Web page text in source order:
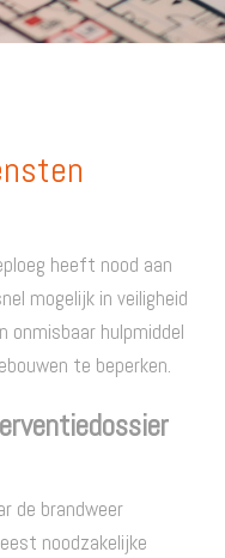
heeft nood aan
mogelijk in veiligheid
onmisbaar hulpmiddel
te beperken.
de brandweer
noodzakelijke